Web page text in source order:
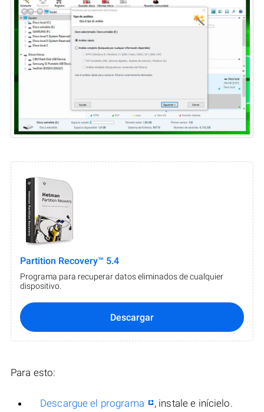
Partition Recovery™ 5.4
Programa para recuperar datos eliminados de cualquier
dispositivo.
Descargar
Para esto:
Descargue el programa
, instale e inícielo.